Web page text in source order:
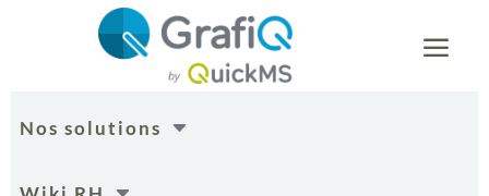
a
C
Nos solutions